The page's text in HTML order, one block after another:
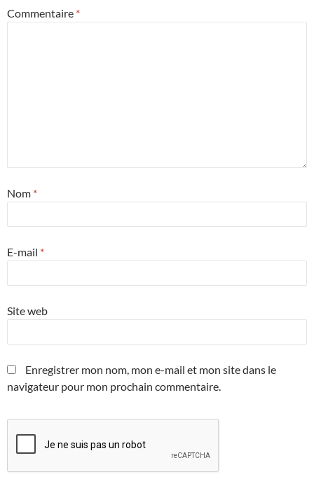
Commentaire *
Nom *
E-mail *
Site web
Enregistrer mon nom, mon e-mail et mon site dans le
navigateur pour mon prochain commentaire.